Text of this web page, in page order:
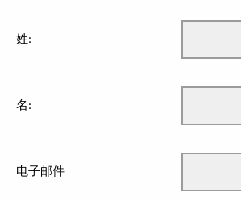
姓:
名:
电子邮件